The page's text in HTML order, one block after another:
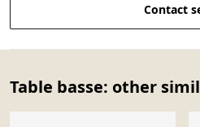
Contact
Table basse: other